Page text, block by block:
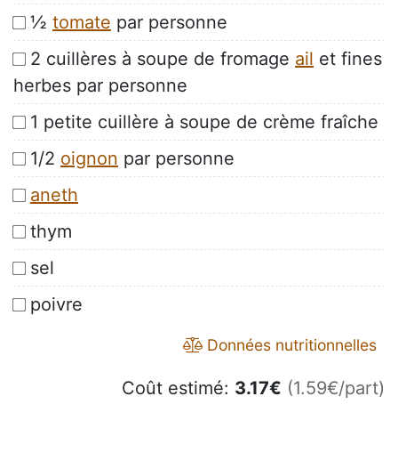
½ tomate par personne
2 cuillères à soupe de fromage ail et fines
herbes par personne
1 petite cuillère à soupe de crème fraîche
1/2 oignon par personne
aneth
thym
sel
poivre
Données nutritionnelles
Coût estimé: 3.17€ (1.59€/part)